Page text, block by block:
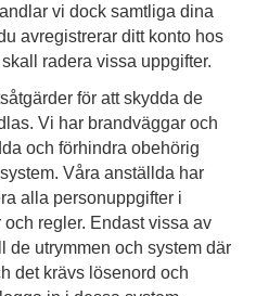
vi dock samtliga dina
avregistrerar ditt konto hos
radera vissa uppgifter.
för att skydda de
Vi har brandväggar och
och förhindra obehörig
Våra anställda har
alla personuppgifter i
regler. Endast vissa av
de utrymmen och system där
det krävs lösenord och